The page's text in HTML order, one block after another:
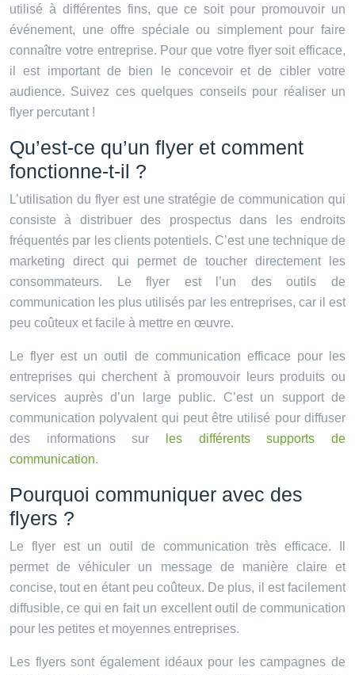
utilisé à différentes fins, que ce soit pour promouvoir un
événement, une offre spéciale ou simplement pour faire
connaître votre entreprise. Pour que votre flyer soit efficace,
il est important de bien le concevoir et de cibler votre
audience. Suivez ces quelques conseils pour réaliser un
flyer percutant !
Qu’est-ce qu’un flyer et comment
fonctionne-t-il ?
L’utilisation du flyer est une stratégie de communication qui
consiste à distribuer des prospectus dans les endroits
fréquentés par les clients potentiels. C’est une technique de
marketing direct qui permet de toucher directement les
consommateurs. Le flyer est l’un des outils de
communication les plus utilisés par les entreprises, car il est
peu coûteux et facile à mettre en œuvre.
Le flyer est un outil de communication efficace pour les
entreprises qui cherchent à promouvoir leurs produits ou
services auprès d’un large public. C’est un support de
communication polyvalent qui peut être utilisé pour diffuser
des informations sur
les différents supports de
communication.
Pourquoi communiquer avec des
flyers ?
Le flyer est un outil de communication très efficace. Il
permet de véhiculer un message de manière claire et
concise, tout en étant peu coûteux. De plus, il est facilement
diffusible, ce qui en fait un excellent outil de communication
pour les petites et moyennes entreprises.
Les flyers sont également idéaux pour les campagnes de